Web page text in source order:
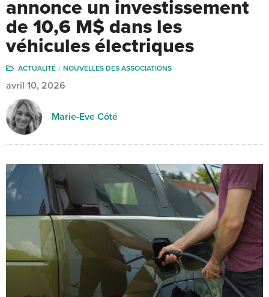
annonce un investissement
de 10,6 M$ dans les
véhicules électriques
ACTUALITÉ NOUVELLES DES ASSOCIATIONS
avril 10, 2026
Marie-Eve Côté